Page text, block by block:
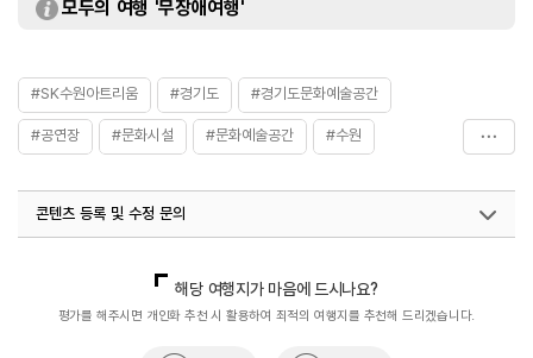
모두의 여행 '무장애여행'
#SK수원아트리움 #경기도 #경기도문화예술공간
#공연장 #문화시설 #문화예술공간 #수원
#에스케이아트리움
콘텐츠 등록 및 수정 문의
해당 여행지가 마음에 드시나요?
평가를 해주시면 개인화 추천 시 활용하여 최적의 여행지를 추천해 드리겠습니다.